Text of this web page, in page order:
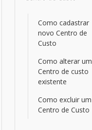
Como cadastrar
novo Centro de
Custo
Como alterar um
Centro de custo
existente
Como excluir um
Centro de Custo